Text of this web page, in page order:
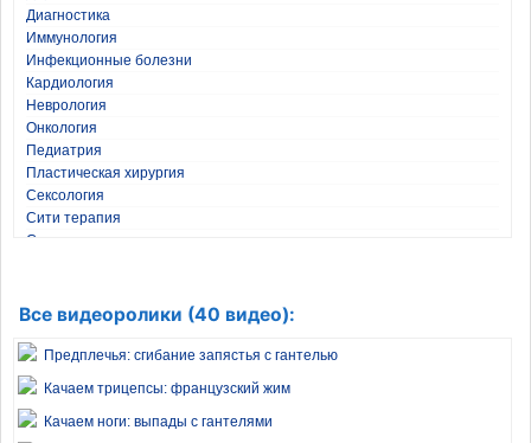
Диагностика
Иммунология
Инфекционные болезни
Кардиология
Неврология
Онкология
Педиатрия
Пластическая хирургия
Сексология
Сити терапия
Стоматология
Хирургия
Эндокринология
Все видеоролики (40 видео):
Предплечья: сгибание запястья с гантелью
Качаем трицепсы: французский жим
Качаем ноги: выпады с гантелями